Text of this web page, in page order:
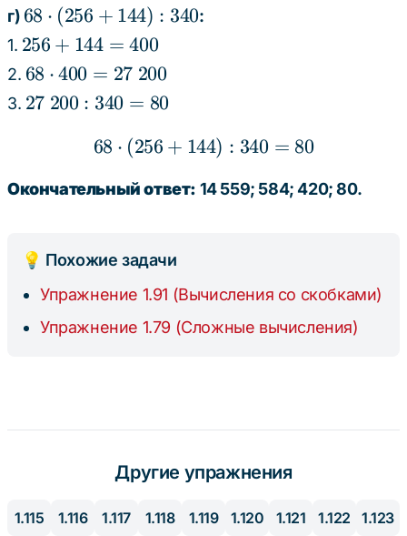
36
=
420
г) 68
\cdot
(256
+
144)
68 ⋅ (256 + 144) : 340:
1. 256
+
144
=
256 + 144 = 400
2. 68
\cdot
68 ⋅ 400 = 27 200
3. 27
340
27 200 : 340 = 80
68 \cdot (256 + 144) :
68 ⋅ (256 + 144) : 340 = 80
Окончательный ответ: 14 559; 584; 420; 80.
💡 Похожие задачи
Упражнение 1.91 (Вычисления со скобками)
Упражнение 1.79 (Сложные вычисления)
Другие упражнения
1.115 1.116 1.117 1.118 1.119 1.120 1.121 1.122
1.123